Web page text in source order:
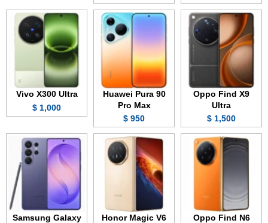
Oppo Find X9
Ultra
1,500 $
Huawei Pura 90
Pro Max
950 $
Vivo X300 Ultra
1,000 $
Oppo Find N6
Honor Magic V6
Samsung Galaxy